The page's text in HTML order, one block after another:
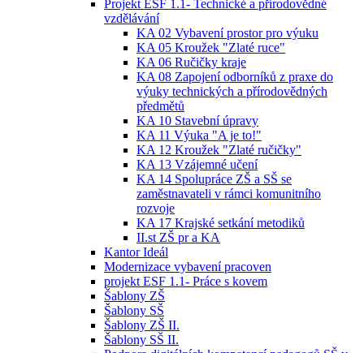
Projekt ESF 1.1- Technické a přírodovědné
vzdělávání
KA 02 Vybavení prostor pro výuku
KA 05 Kroužek "Zlaté ruce"
KA 06 Ručičky kraje
KA 08 Zapojení odborníků z praxe do
výuky technických a přírodovědných
předmětů
KA 10 Stavební úpravy
KA 11 Výuka "A je to!"
KA 12 Kroužek "Zlaté ručičky"
KA 13 Vzájemné učení
KA 14 Spolupráce ZŠ a SŠ se
zaměstnavateli v rámci komunitního
rozvoje
KA 17 Krajské setkání metodiků
II.st ZŠ pr a KA
Kantor Ideál
Modernizace vybavení pracoven
projekt ESF 1.1- Práce s kovem
Šablony ZŠ
Šablony SŠ
Šablony ZŠ II.
Šablony SŠ II.